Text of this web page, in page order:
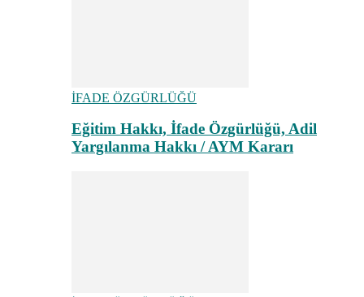
İFADE ÖZGÜRLÜĞÜ
Eğitim Hakkı, İfade Özgürlüğü, Adil
Yargılanma Hakkı / AYM Kararı